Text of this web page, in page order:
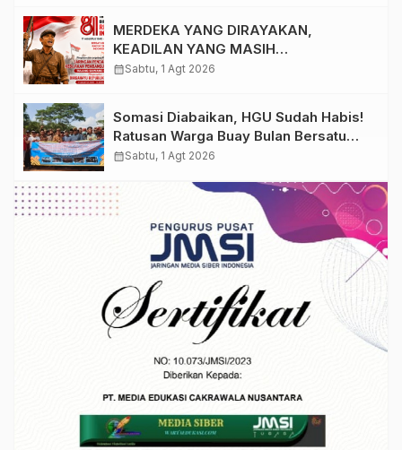
MERDEKA YANG DIRAYAKAN,
KEADILAN YANG MASIH
DIPERJUANGKAN
calendar_monthSabtu, 1 Agt 2026
Somasi Diabaikan, HGU Sudah Habis!
Ratusan Warga Buay Bulan Bersatu
Beri Peringatan Terakhir Ke PTPN 1
calendar_monthSabtu, 1 Agt 2026